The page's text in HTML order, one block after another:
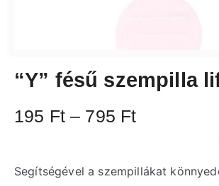
“Y” fésű szempilla
195 Ft – 795 Ft
Segítségével a szempillákat